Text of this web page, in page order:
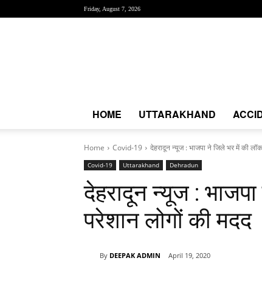
Friday, August 7, 2026
HOME UTTARAKHAND
Home Covid-19 देहरादून न्यूज : भाजपा ने जिले भर में की
Covid-19 Uttarakhand Dehradun
देहरादून न्यूज :
परेशान लोगों की मदद
By DEEPAK ADMIN April 19, 2020